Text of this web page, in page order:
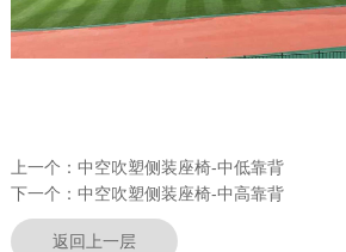
上一个： 中空吹塑侧装座椅-中低靠背
下一个： 中空吹塑侧装座椅-中高靠背
返回上一层